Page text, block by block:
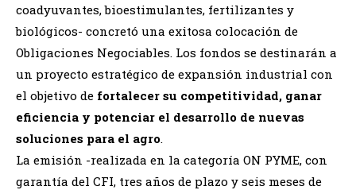
coadyuvantes, bioestimulantes, fertilizantes y
biológicos- concretó una exitosa colocación de
Obligaciones Negociables. Los fondos se destinarán a
un proyecto estratégico de expansión industrial con
el objetivo de fortalecer su competitividad, ganar
eficiencia y potenciar el desarrollo de nuevas
soluciones para el agro.
La emisión -realizada en la categoría ON PYME, con
garantía del CFI, tres años de plazo y seis meses de